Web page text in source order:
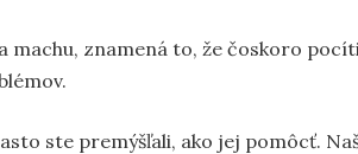
machu, znamená to, že čoskoro
ste premýšľali, ako jej pomôcť.